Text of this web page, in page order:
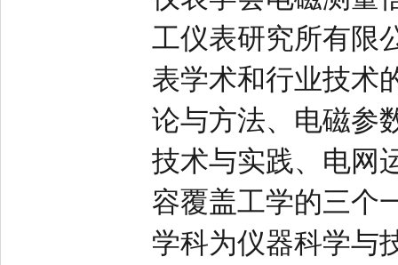
工仪表研究所有限
表学术和行业技术
论与方法、电磁参
技术与实践、电网
容覆盖工学的三个
学科为仪器科学与